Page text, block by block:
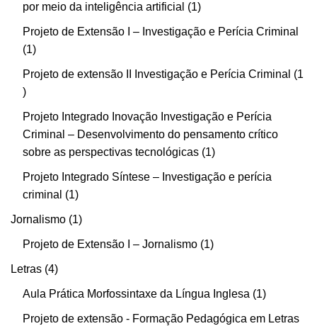
por meio da inteligência artificial 1
Projeto de Extensão I – Investigação e Perícia Criminal
1
Projeto de extensão II Investigação e Perícia Criminal 1
Projeto Integrado Inovação Investigação e Perícia
Criminal – Desenvolvimento do pensamento crítico
sobre as perspectivas tecnológicas 1
Projeto Integrado Síntese – Investigação e perícia
criminal
1
Jornalismo 1
Projeto de Extensão I – Jornalismo 1
Letras 4
Aula Prática Morfossintaxe da Língua Inglesa 1
Projeto de extensão - Formação Pedagógica em Letras